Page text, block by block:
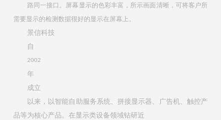
路同一接口。屏幕显示的色彩丰富，所示画面清晰，可将客户所
需要显示的检测数据很好的显示在屏幕上。
景信科技
自
2002
年
成立
以来，以智能自助服务系统、拼接显示器、广告机、触控产
品等为核心产品。在显示类设备领域钻研近